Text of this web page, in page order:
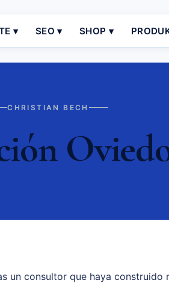
▾ SEO ▾ SHOP ▾
CHRISTIAN BECH
un consultor que haya construido